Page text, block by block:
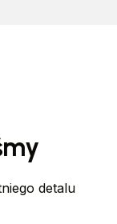
detalu